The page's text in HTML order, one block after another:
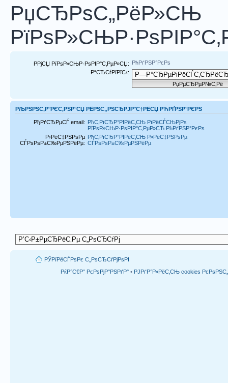
РџСЂРѕС„РёР»СЊ
РРјСЏ РїРѕР»СЊР·РѕРІР°С‚РµР»СЏ: РћРґРЅР°РєРѕ
Р“СЂСѓРїРїС‹:
РЉРЅРЅС‚Р°РЄС‚РЅР°СЏ РЁРЅС„РЅСЂРЈР°С†РЁСЏ РЋРҐРЅР°РЄРЅ
РђРґСЂРµСЃ email: РћС‚РїСЂР°РІРёС‚СЊ РїРёСЃСЊРјРѕ
РїРѕР»СЊР·РѕРІР°С‚РµР»СЋ РћРґРЅР°РєРѕ
Р›РёС‡РЅРѕРµ
СЃРѕРѕР±С‰РµРЅРёРµ:
РћС‚РїСЂР°РІРёС‚СЊ Р»РёС‡РЅРѕРµ
СЃРѕРѕР±С‰РµРЅРёРµ
РЎРїРёСЃРѕРє С„РѕСЂСѓРјРѕРІ
РќР°С€Р° РєРѕРјР°РЅРґР° • РЈРґР°Р»РёС‚СЊ cookies